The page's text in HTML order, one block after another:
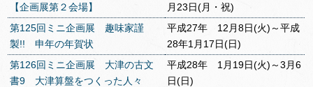
【企画展第２会場】
月23日(月・祝)
第125回ミニ企画展 趣味家謹
製!! 申年の年賀状
平成27年 12月8日(火)～平成
28年1月17日(日)
第126回ミニ企画展 大津の古文
書9 大津算盤をつくった人々
平成28年 1月19日(火)～3月6
日(日)